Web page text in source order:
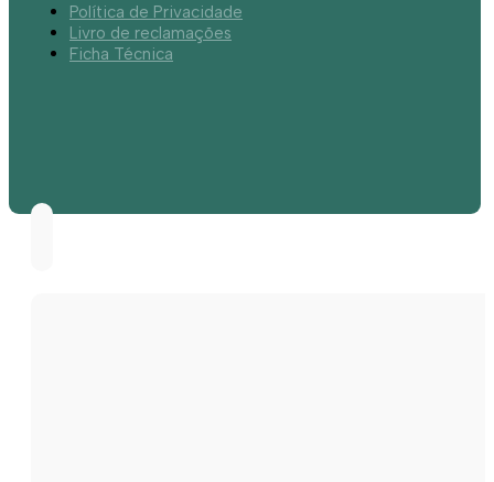
Política de Privacidade
Livro de reclamações
Ficha Técnica